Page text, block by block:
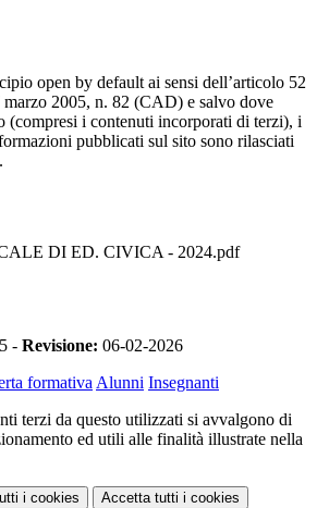
open by default ai sensi dell’articolo 52
2005, n. 82 (CAD) e salvo dove
(compresi i contenuti incorporati di terzi), i
pubblicati sul sito sono rilasciati
DI ED. CIVICA - 2024.pdf
- Revisione: 06-02-2026
formativa Alunni Insegnanti
terzi da questo utilizzati si avvalgono di
ed utili alle finalità illustrate nella
i cookies Accetta tutti i cookies